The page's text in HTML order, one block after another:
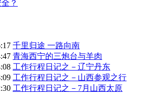
？
千里归途 一路向南
青海西宁的三炮台与羊肉
工作行程日记之－辽宁丹东
工作行程日记之－山西参观之行
工作行程日记之－7月山西太原